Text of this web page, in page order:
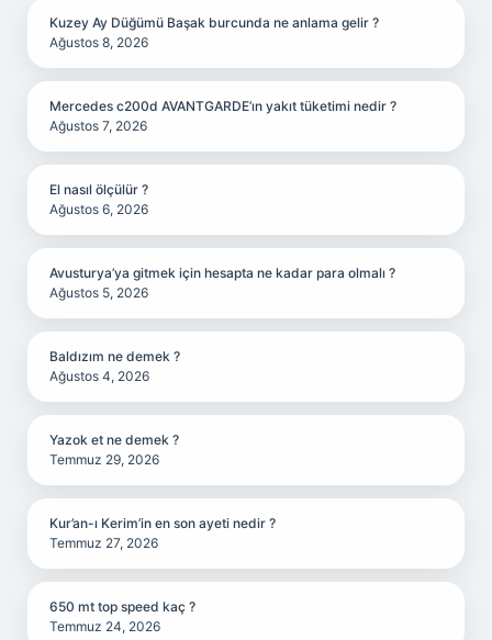
Kuzey Ay Düğümü Başak burcunda ne anlama gelir ?
Ağustos 8, 2026
Mercedes c200d AVANTGARDE’ın yakıt tüketimi nedir ?
Ağustos 7, 2026
El nasıl ölçülür ?
Ağustos 6, 2026
Avusturya’ya gitmek için hesapta ne kadar para olmalı ?
Ağustos 5, 2026
Baldızım ne demek ?
Ağustos 4, 2026
Yazok et ne demek ?
Temmuz 29, 2026
Kur’an-ı Kerim’in en son ayeti nedir ?
Temmuz 27, 2026
650 mt top speed kaç ?
Temmuz 24, 2026